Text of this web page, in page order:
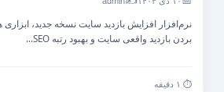
نرم‌افزار افزایش بازدید سایت نسخه جدید، ابزاری
بردن بازدید واقعی سایت و بهبود رتبه SEO...